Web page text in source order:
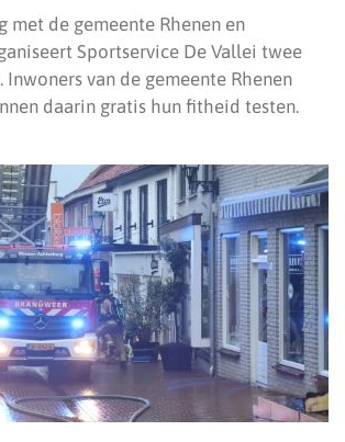
met de gemeente Rhenen en
Sportservice De Vallei twee
van de gemeente Rhenen
daarin gratis hun fitheid testen.